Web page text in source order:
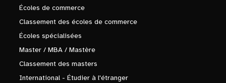
Écoles de commerce
Classement des écoles de commerce
Écoles spécialisées
Master / MBA / Mastère
Classement des masters
International - Étudier à l'étranger